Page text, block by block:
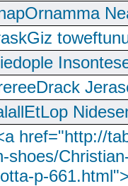
href="http://
shoes/
p-